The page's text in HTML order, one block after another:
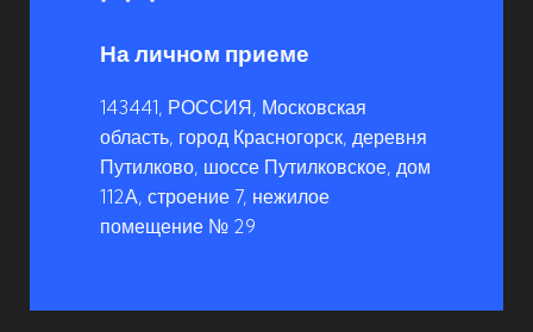
На личном приеме
143441, РОССИЯ, Московская
область, город Красногорск, деревня
Путилково, шоссе Путилковское, дом
112А, строение 7, нежилое
помещение № 29